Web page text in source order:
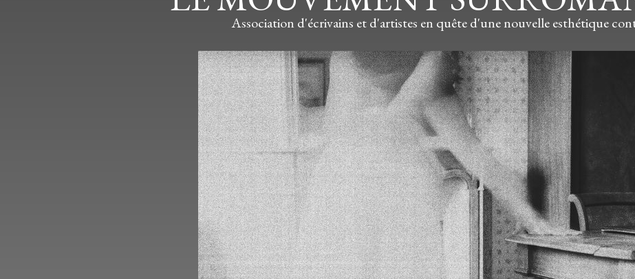
Association d'écrivains et d'artistes en quête d'une nouvelle esthétique